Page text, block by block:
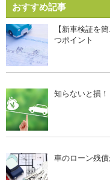
おすすめ記事
【新車検証を
つポイント
知らないと損
車のローン残